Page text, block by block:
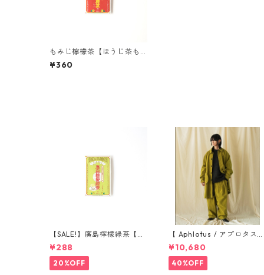
もみじ檸檬茶【ほうじ茶も
みじレモネードパウダー】2
包入り
¥360
【SALE!】廣島檸檬緑茶【緑
茶レモネードパウダー】2包
入り
¥288
20%OFF
【 Aphlotus / アプロタス
】ヴィンテージライク アト
リエコート グリーン 送
料無料
¥10,680
40%OFF